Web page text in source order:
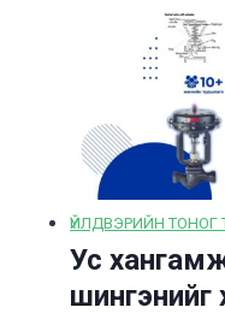
ҮЙЛДВЭРИЙН
Ус
шингэнийг